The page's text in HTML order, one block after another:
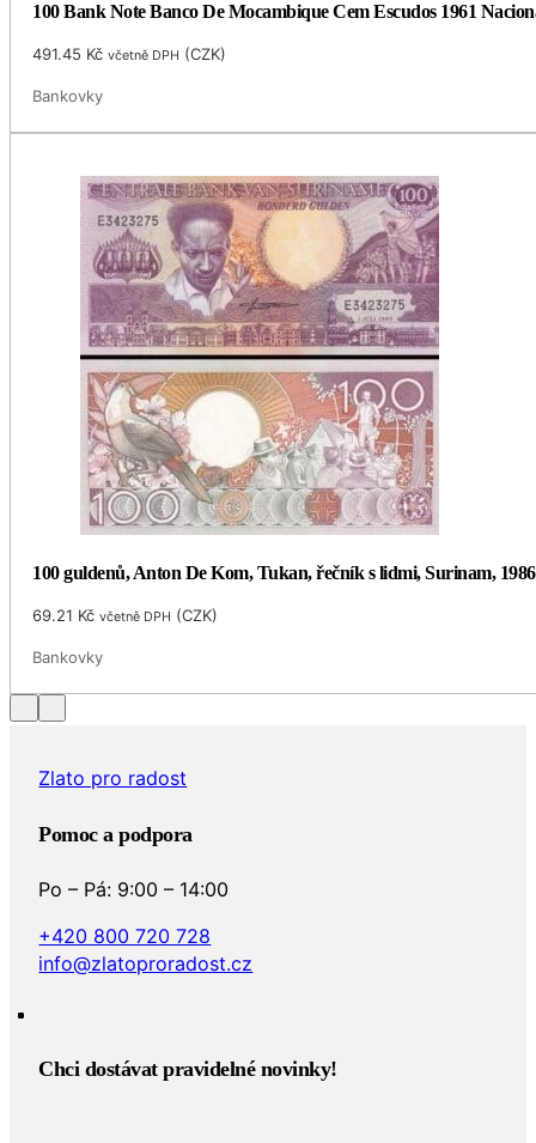
100 Bank Note Banco De Mocambique Cem Escudos 1961
491.45 Kč včetně DPH (CZK)
Bankovky
100 guldenů, Anton De Kom, Tukan, řečník s lidmi, Surinam, 1986
69.21 Kč včetně DPH (CZK)
Bankovky
Zlato pro radost
Pomoc a podpora
Po – Pá: 9:00 – 14:00
+420 800 720 728
info@zlatoproradost.cz
Chci dostávat pravidelné novinky!​